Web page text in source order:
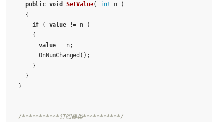
public void SetValue( int n
)
    {
if ( value != n )
      {
value = n;
        OnNumChanged();
      }
    }
  }
/***********订阅器类***********/